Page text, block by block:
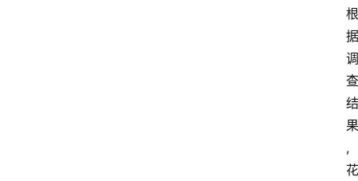
根
据
调
查
结
果
,
花